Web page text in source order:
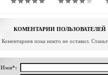
КОМЕНТАРИИ ПОЛЬЗОВАТЕЛЕЙ
Коментариев пока никто не оставил.
Имя*: